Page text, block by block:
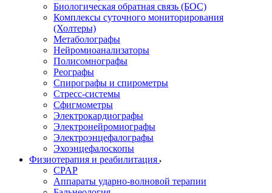
Биологическая обратная связь (БОС)
Комплексы суточного мониторирования
(Холтеры)
Метаболографы
Нейромиоанализаторы
Полисомнографы
Реографы
Спирографы и спирометры
Стресс-системы
Сфигмометры
Электрокардиографы
Электронейромиографы
Электроэнцефалографы
Эхоэнцефалоскопы
Физиотерапия и реабилитация
CPAP
Аппараты ударно-волновой терапии